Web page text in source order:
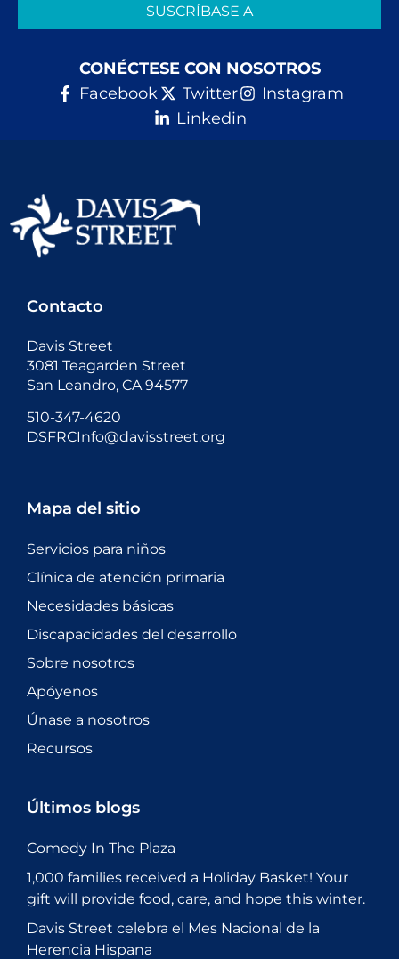
SUSCRÍBASE A
CONÉCTESE CON NOSOTROS
Facebook
Twitter
Instagram
Linkedin
Contacto
Davis Street
3081 Teagarden Street
San Leandro, CA 94577
510-347-4620
DSFRCInfo@davisstreet.org
Mapa del sitio
Servicios para niños
Clínica de atención primaria
Necesidades básicas
Discapacidades del desarrollo
Sobre nosotros
Apóyenos
Únase a nosotros
Recursos
Últimos blogs
Comedy In The Plaza
1,000 families received a Holiday Basket! Your
gift will provide food, care, and hope this winter.
Davis Street celebra el Mes Nacional de la
Herencia Hispana